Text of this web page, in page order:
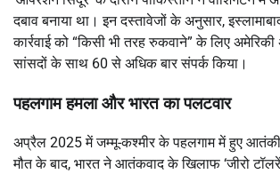
दबाव बनाया था। इन दस्तावेजों के अनुसार,
कार्रवाई को “किसी भी तरह रुकवाने” के लिए
सांसदों के साथ 60 से अधिक बार संपर्क किया।
पहलगाम हमला और भारत का पलटवार
अप्रैल 2025 में जम्मू-कश्मीर के पहलगाम में हुए
मौत के बाद, भारत ने आतंकवाद के खिलाफ ‘जीरो